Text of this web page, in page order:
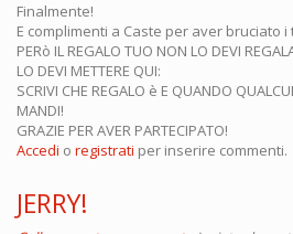
Finalmente!
E complimenti a Caste per aver bruciato i
PERò IL REGALO TUO NON LO DEVI
LO DEVI METTERE QUI:
SCRIVI CHE REGALO è E QUANDO
MANDI!
GRAZIE PER AVER PARTECIPATO!
Accedi o registrati per inserire commenti.
JERRY!